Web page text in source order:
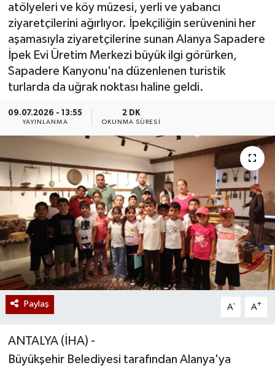
atölyeleri ve köy müzesi, yerli ve yabancı
ziyaretçilerini ağırlıyor. İpekçiliğin serüvenini her
aşamasıyla ziyaretçilerine sunan Alanya Sapadere
İpek Evi Üretim Merkezi büyük ilgi görürken,
Sapadere Kanyonu'na düzenlenen turistik
turlarda da uğrak noktası haline geldi.
09.07.2026 - 13:55
YAYINLANMA
2 DK
OKUNMA SÜRESI
Paylaş A- A+
ANTALYA (İHA) -
Büyükşehir Belediyesi tarafından Alanya'ya